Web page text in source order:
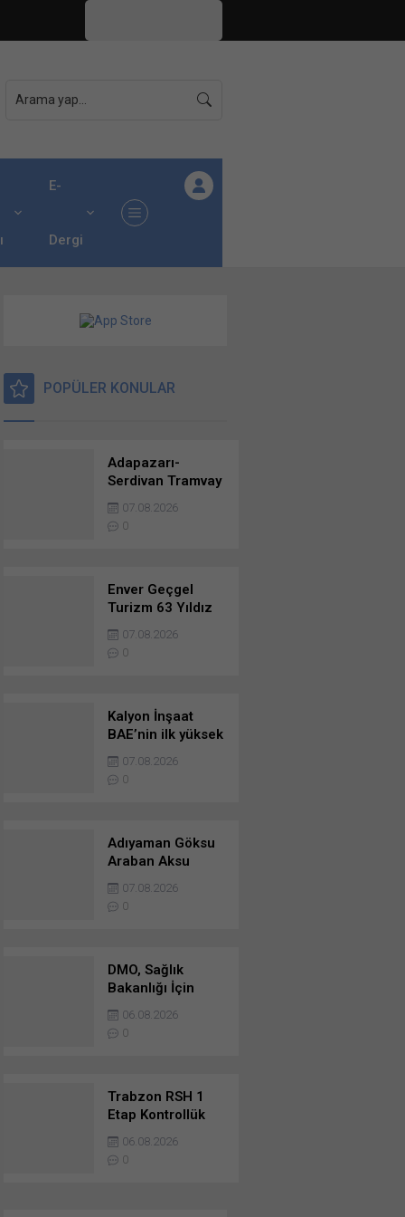
E-
Dergi
POPÜLER KONULAR
Adapazarı-
Serdivan Tramvay
Hattı Kontrollük
Ve Danışmanlık
Hizmetleri
Başvuruda
Bulunanlar
07.08.2026
0
Enver Geçgel
Turizm 63 Yıldız
Otobüs ile
Filosunu
Genişletti
07.08.2026
0
Kalyon İnşaat
BAE’nin ilk yüksek
hızlı demir yolu
hattının yapımına
başladı
07.08.2026
0
Adıyaman Göksu
Araban Aksu
Regülatörü Ve
Besni-Keysun-
Kizilin Ana İletim
07.08.2026
0
DMO, Sağlık
Bakanlığı İçin
Tedarik Edeceği
459 Adet Yeni
Ambulans İçin
06.08.2026
0
Trabzon RSH 1
Etap Kontrollük
Ve Danışmanlık
Hizmetleri
Danışmanlık
06.08.2026
0